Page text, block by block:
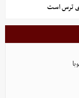
ترس است